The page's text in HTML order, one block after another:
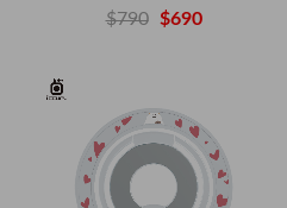
$790 $690